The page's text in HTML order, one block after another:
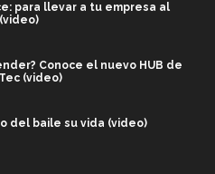
para llevar a tu empresa al
Conoce el nuevo HUB de
(video)
del baile su vida (video)